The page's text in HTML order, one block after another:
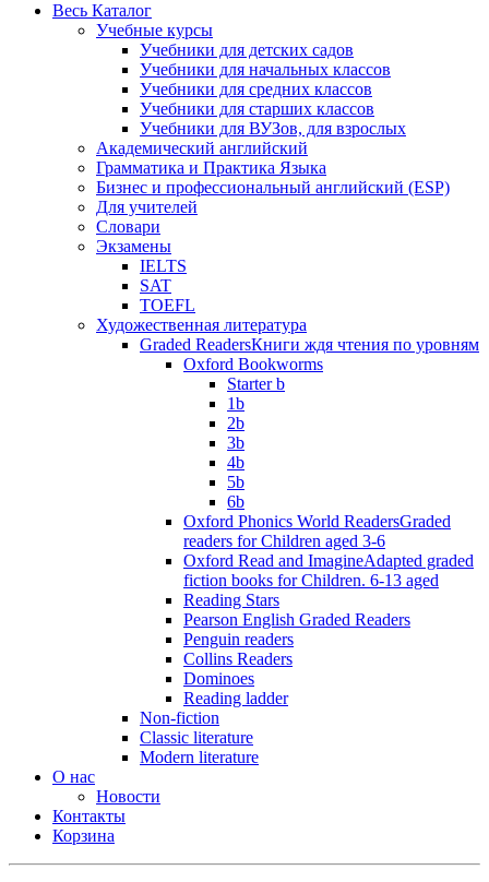
Весь Каталог
Учебные курсы
Учебники для детских садов
Учебники для начальных классов
Учебники для средних классов
Учебники для старших классов
Учебники для ВУЗов, для взрослых
Академический английский
Грамматика и Практика Языка
Бизнес и профессиональный английский (ESP)
Для учителей
Словари
Экзамены
IELTS
SAT
TOEFL
Художественная литература
Graded ReadersКниги ждя чтения по уровням
Oxford Bookworms
Starter b
1b
2b
3b
4b
5b
6b
Oxford Phonics World ReadersGraded
readers for Children aged 3-6
Oxford Read and ImagineAdapted graded
fiction books for Children. 6-13 aged
Reading Stars
Pearson English Graded Readers
Penguin readers
Collins Readers
Dominoes
Reading ladder
Non-fiction
Classic literature
Modern literature
О нас
Новости
Контакты
Корзина